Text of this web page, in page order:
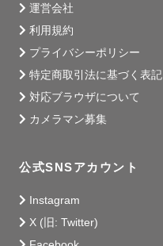
関西：大阪(京都・兵庫)
◎現在の基本的な活動範囲
＊京都：木野駅付近・兵
がかからない見込みです(
合は変動します)。
関東：神奈川(東京・静岡)
京どこへでも。
帰省スケジュールはお気
運営会社
利用規約
プライバシーポリシー
特定商取引法に基づく表記
対応ブラウザについて
カメラマン募集
公式SNSアカウント
Instagram
X (旧: Twitter)